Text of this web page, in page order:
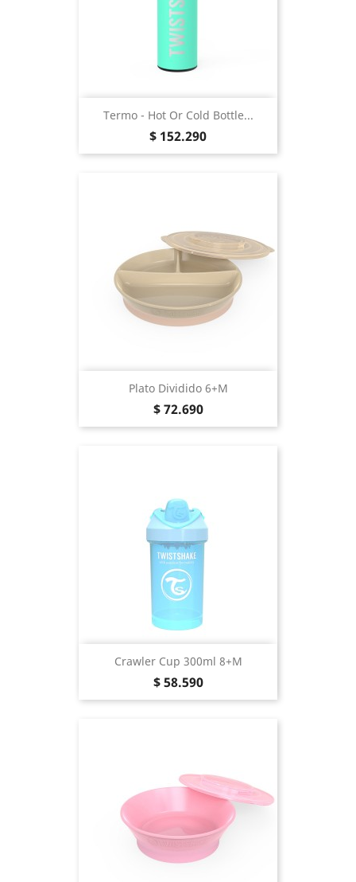
Termo - Hot Or Cold Bottle...
Precio
$ 152.290
Plato Dividido 6+m
Precio
$ 72.690
Crawler Cup 300ml 8+m
Precio
$ 58.590